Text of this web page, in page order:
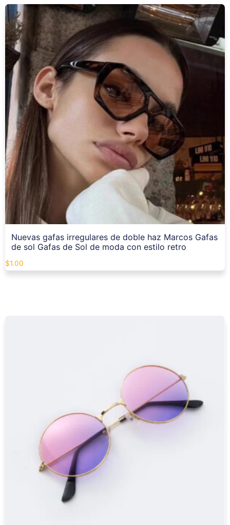
Nuevas gafas irregulares de doble haz Marcos Gafas
de sol Gafas de Sol de moda con estilo retro
$1.00